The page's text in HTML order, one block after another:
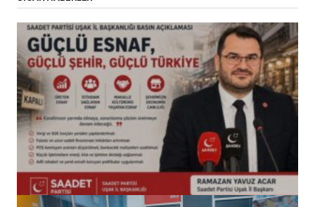
(başlıksız)
Alaattin Karahan tarafından 14/07/2026